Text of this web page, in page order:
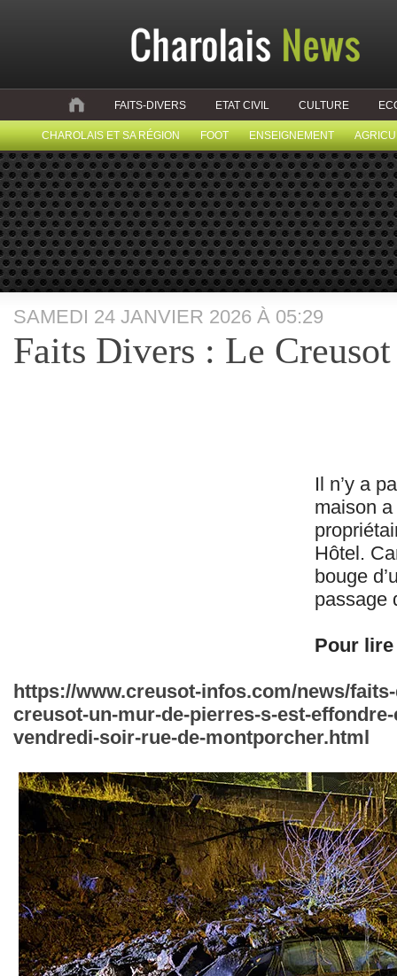
FAITS-DIVERS ETAT CIVIL CULTURE
CHAROLAIS ET SA RÉGION FOOT ENSEIGNEMENT
SAMEDI 24 JANVIER 2026 À 05:29
Faits Divers : Le Creusot
Il n’y a
maison
Hôtel.
bouge
passage
Pour
https://www.creusot-infos.com/news/
creusot-un-mur-de-pierres-s-est-
vendredi-soir-rue-de-montporcher.html